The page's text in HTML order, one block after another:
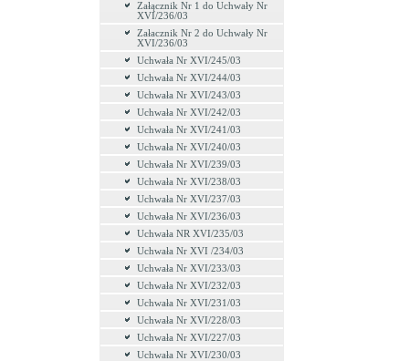
Załącznik Nr 1 do Uchwały Nr
XVI/236/03
Załacznik Nr 2 do Uchwały Nr
XVI/236/03
Uchwała Nr XVI/245/03
Uchwała Nr XVI/244/03
Uchwała Nr XVI/243/03
Uchwała Nr XVI/242/03
Uchwała Nr XVI/241/03
Uchwała Nr XVI/240/03
Uchwała Nr XVI/239/03
Uchwała Nr XVI/238/03
Uchwała Nr XVI/237/03
Uchwała Nr XVI/236/03
Uchwała NR XVI/235/03
Uchwała Nr XVI /234/03
Uchwała Nr XVI/233/03
Uchwała Nr XVI/232/03
Uchwała Nr XVI/231/03
Uchwała Nr XVI/228/03
Uchwała Nr XVI/227/03
Uchwała Nr XVI/230/03